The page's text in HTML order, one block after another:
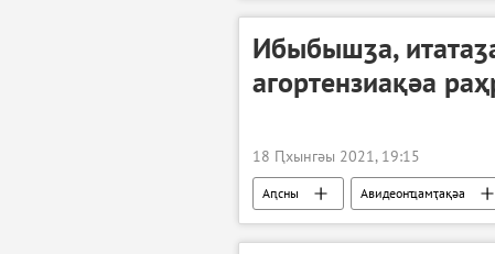
Ибыбышӡа,
агортензиақәа
18 Ԥхынгәы 2021, 19:15
Аԥсны Авидеонҵамҭақәа